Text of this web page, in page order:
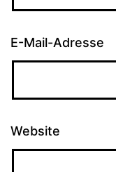
E-Mail-Adresse
Website